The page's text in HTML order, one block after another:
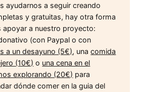
ayudarnos a seguir creando
y gratuitas, hay otra forma
apoyar a nuestro proyecto:
(con Paypal o con
a un desayuno (5€), unacomida
(10€) o una cena en el
explorando (20€) para
dónde comer en la guia del